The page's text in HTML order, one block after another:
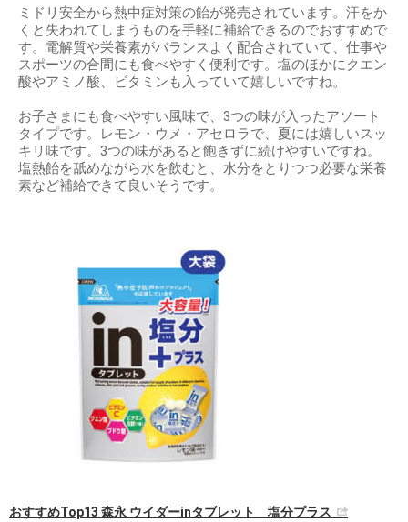
ミドリ安全から熱中症対策の飴が発売されています。汗をか
くと失われてしまうものを手軽に補給できるのでおすすめで
す。電解質や栄養素がバランスよく配合されていて、仕事や
スポーツの合間にも食べやすく便利です。塩のほかにクエン
酸やアミノ酸、ビタミンも入っていて嬉しいですね。
お子さまにも食べやすい風味で、3つの味が入ったアソート
タイプです。レモン・ウメ・アセロラで、夏には嬉しいスッ
キリ味です。3つの味があると飽きずに続けやすいですね。
塩熱飴を舐めながら水を飲むと、水分をとりつつ必要な栄養
素など補給できて良いそうです。
おすすめTop13 森永 ウイダーinタブレット 塩分プラス